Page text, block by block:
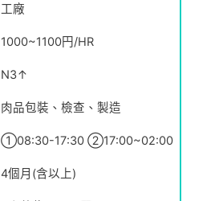
工廠
1000~1100円/HR
N3↑
肉品包裝、檢查、製造
①08:30-17:30 ②17:00~02:00
4個月(含以上)